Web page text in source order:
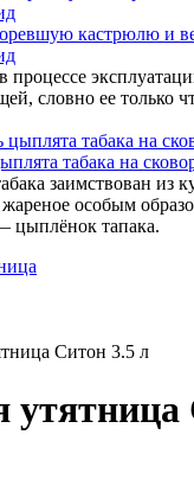
кастрюлю и
словно ее только
табака на
заимствован из
особым
цыплёнок тапака.
Ситон 3.5 л
утятница